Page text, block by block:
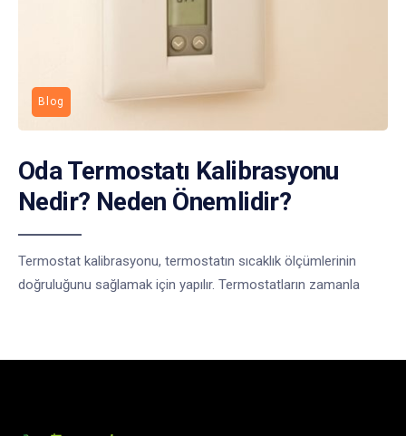
Blog
Oda Termostatı Kalibrasyonu
Nedir? Neden Önemlidir?
Termostat kalibrasyonu, termostatın sıcaklık ölçümlerinin
doğruluğunu sağlamak için yapılır. Termostatların zamanla